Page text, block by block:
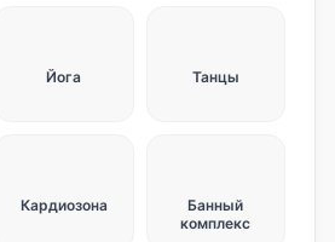
Йога Танцы
Кардиозона
Банный
комплекс